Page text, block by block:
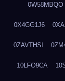
0W58MBQO
0X4GG1J6
0ZAVTHSI
10LFO9CA